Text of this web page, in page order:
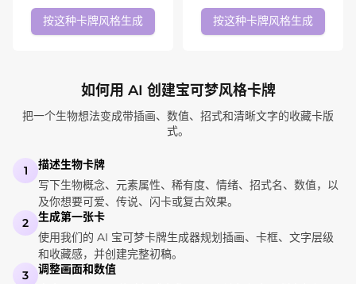
按这种卡牌风格生成 按这种卡牌风格生成
如何用 AI 创建宝可梦风格卡牌
把一个生物想法变成带插画、数值、招式和清晰文字的收藏卡版
式。
1
描述生物卡牌
写下生物概念、元素属性、稀有度、情绪、招式名、数值，以
及你想要可爱、传说、闪卡或复古效果。
2
生成第一张卡
使用我们的 AI 宝可梦卡牌生成器规划插画、卡框、文字层级
和收藏感，并创建完整初稿。
3
调整画面和数值